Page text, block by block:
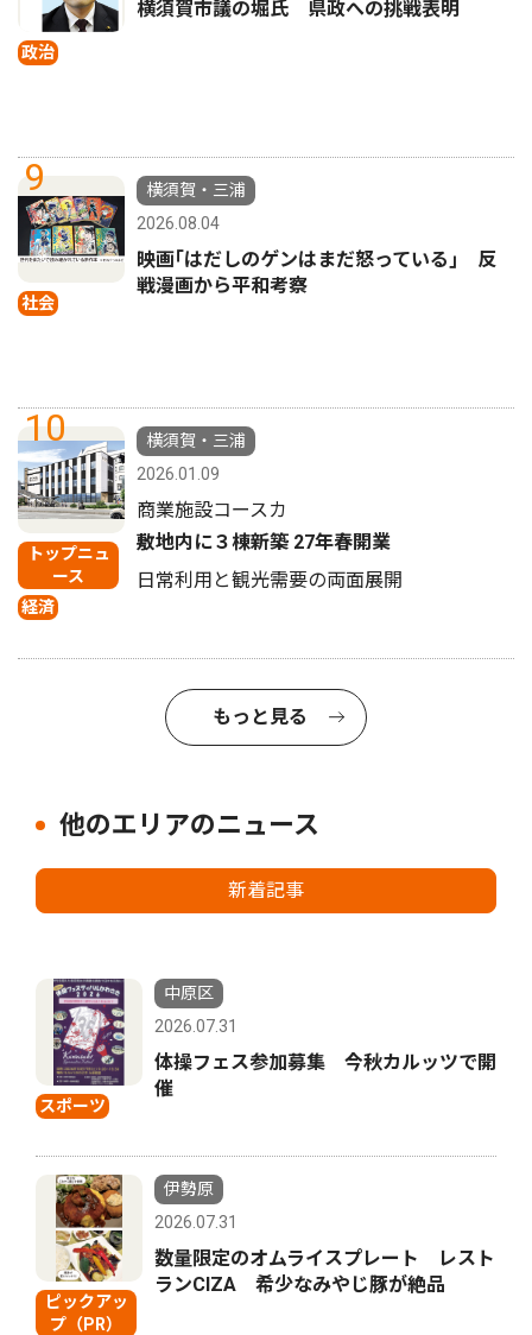
政治
横須賀市議の堀氏 県政への挑戦表明
9
社会
横須賀・三浦
2026.08.04
映画｢はだしのゲンはまだ怒っている｣ 反
戦漫画から平和考察
10
トップニュ
ース
経済
横須賀・三浦
2026.01.09
商業施設コースカ
敷地内に３棟新築 27年春開業
日常利用と観光需要の両面展開
もっと見る
他のエリアのニュース
新着記事
スポーツ
中原区
2026.07.31
体操フェス参加募集 今秋カルッツで開
催
ピックアッ
プ（PR）
伊勢原
2026.07.31
数量限定のオムライスプレート レスト
ランCIZA 希少なみやじ豚が絶品